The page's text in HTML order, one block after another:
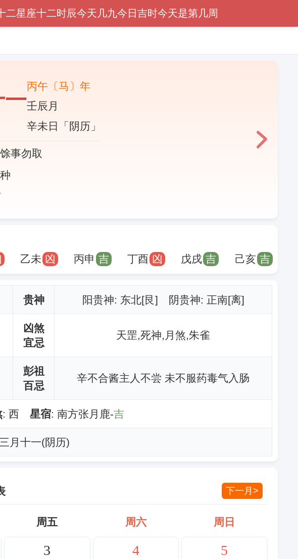
二星座十二时辰今天几九今日吉时今天是第几周
一
丙午〔马〕年
壬辰月
辛未日「阴历」
事勿取
乙未 凶 丙申 吉 丁酉 凶 戊戌 吉 己亥 吉
贵神 阳贵神: 东北[艮] 阴贵神: 正南[离]
凶煞
宜忌
天罡,死神,月煞,朱雀
彭祖
百忌
辛不合酱主人不尝 未不服药毒气入肠
: 西星宿: 南方张月鹿-吉
月十一(阴历)
下一月>
周五 周六 周日
3 4 5